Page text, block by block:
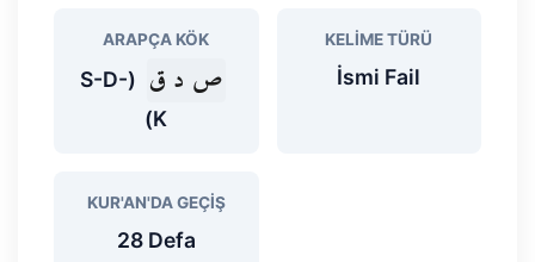
ARAPÇA KÖK
ص د ق
(S-D-
K)
KELIME TÜRÜ
İsmi Fail
KUR'AN'DA GEÇIŞ
28 Defa